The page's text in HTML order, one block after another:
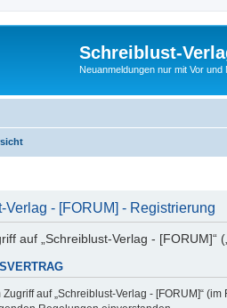
Schreiblust-
Neuanmeldungen nur mit Vor und
Verlag - [FORUM] - Registrierung
auf „Schreiblust-Verlag -
Zugriff auf „Schreiblust-Verlag - [FORUM]“